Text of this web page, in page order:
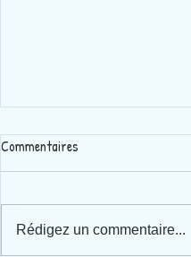
Commentaires
Rédigez un commentaire...